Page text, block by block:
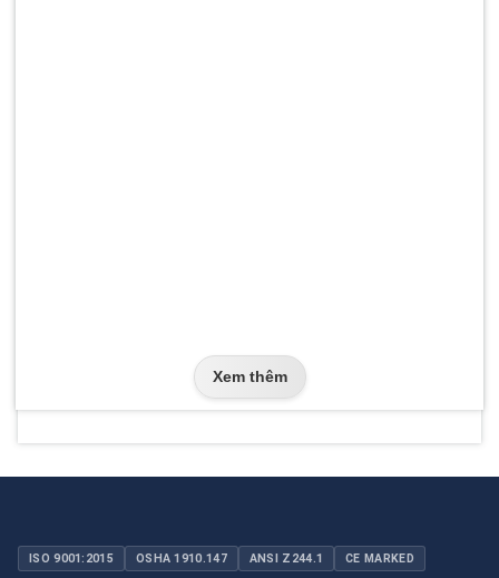
Xem thêm
ISO 9001:2015 OSHA 1910.147 ANSI Z244.1 CE MARKED